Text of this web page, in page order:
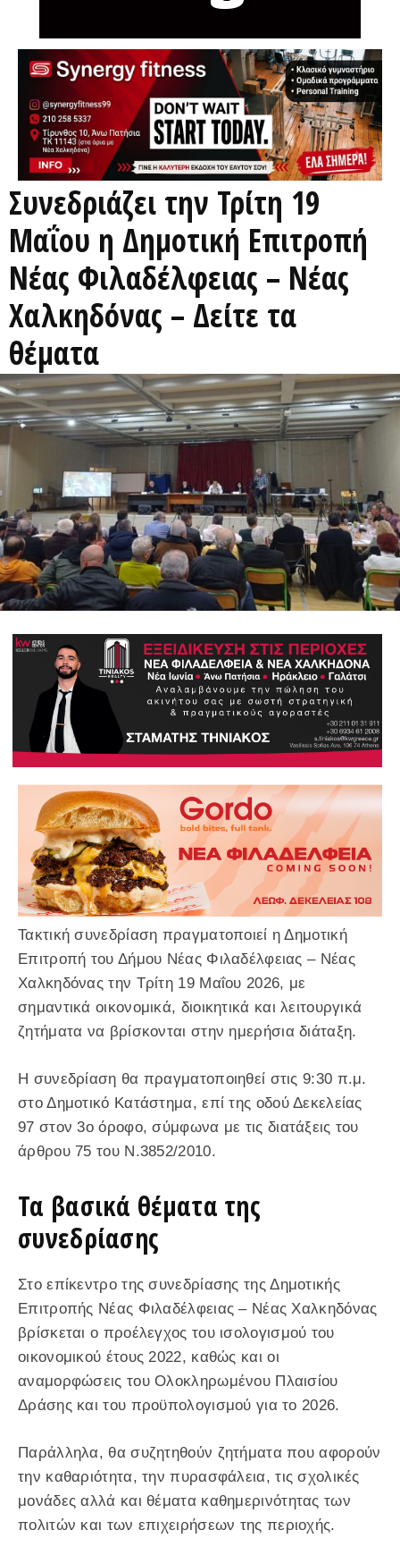
Συνεδριάζει την Τρίτη 19
Μαΐου η Δημοτική Επιτροπή
Νέας Φιλαδέλφειας – Νέας
Χαλκηδόνας – Δείτε τα
θέματα
Τακτική συνεδρίαση πραγματοποιεί η Δημοτική
Επιτροπή του Δήμου Νέας Φιλαδέλφειας – Νέας
Χαλκηδόνας την Τρίτη 19 Μαΐου 2026, με
σημαντικά οικονομικά, διοικητικά και λειτουργικά
ζητήματα να βρίσκονται στην ημερήσια διάταξη.
Η συνεδρίαση θα πραγματοποιηθεί στις 9:30 π.μ.
στο Δημοτικό Κατάστημα, επί της οδού Δεκελείας
97 στον 3ο όροφο, σύμφωνα με τις διατάξεις του
άρθρου 75 του Ν.3852/2010.
Τα βασικά θέματα της
συνεδρίασης
Στο επίκεντρο της συνεδρίασης της Δημοτικής
Επιτροπής Νέας Φιλαδέλφειας – Νέας Χαλκηδόνας
βρίσκεται ο προέλεγχος του ισολογισμού του
οικονομικού έτους 2022, καθώς και οι
αναμορφώσεις του Ολοκληρωμένου Πλαισίου
Δράσης και του προϋπολογισμού για το 2026.
Παράλληλα, θα συζητηθούν ζητήματα που αφορούν
την καθαριότητα, την πυρασφάλεια, τις σχολικές
μονάδες αλλά και θέματα καθημερινότητας των
πολιτών και των επιχειρήσεων της περιοχής.